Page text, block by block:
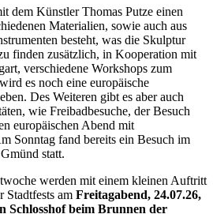
Donzdorfer
Stadtfest
des
internationalen
Jugendprojekts
dem Künstler Thomas Putze einen
Materialien, sowie auch aus
besteht, was die Skulptur
finden zusätzlich, in Kooperation mit
verschiedene Workshops zum
es noch eine europäische
Des Weiteren gibt es aber auch
wie Freibadbesuche, der Besuch
europäischen Abend mit
Sonntag fand bereits ein Besuch im
statt.
werden mit einem kleinen Auftritt
Stadtfests am Freitagabend, 24.07.26,
Schlosshof beim Brunnen der